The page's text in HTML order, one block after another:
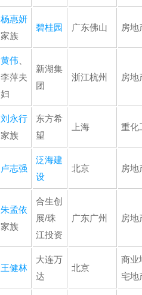
杨惠妍
家族
碧桂园 广东佛山 房地
黄伟
李萍夫
妇
新湖集
团
浙江杭州 房地
刘永行
家族
东方希
望
上海 重化
卢志强
泛海建
设
北京 房地
朱孟依
家族
合生创
展/珠
江投资
广东广州 房地
王健林
大连万
达
北京
商业
宅地